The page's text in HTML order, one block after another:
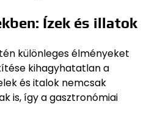
Ízek és illatok
különleges élményeket
kihagyhatatlan a
és italok nemcsak
is, így a gasztronómiai